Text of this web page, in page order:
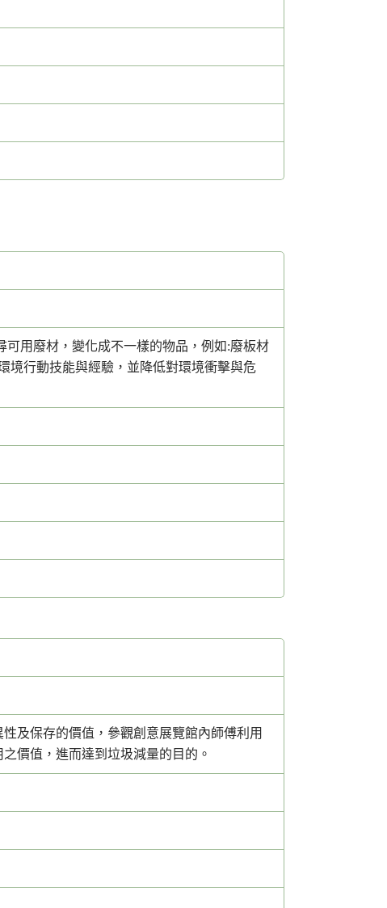
用廢材，變化成不一樣的物品，例如:廢板材
境行動技能與經驗，並降低對環境衝擊與危
及保存的價值，參觀創意展覽館內師傅利用
價值，進而達到垃圾減量的目的。